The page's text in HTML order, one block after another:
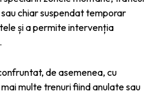
chiar suspendat temporar
și a permite intervenția
de asemenea, cu
multe trenuri fiind anulate sau